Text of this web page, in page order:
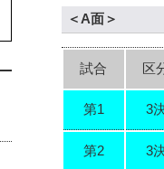
＜A面＞
試合 区
第1 3
第2 3